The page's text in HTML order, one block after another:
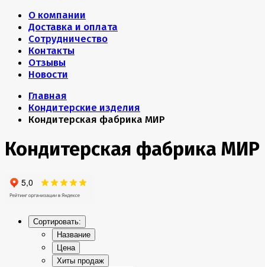
О компании
Доставка и оплата
Сотрудничество
Контакты
Отзывы
Новости
Главная
Кондитерские изделия
Кондитерская фабрика МИР
Кондитерская фабрика МИР
Сортировать:
Название
Цена
Хиты продаж